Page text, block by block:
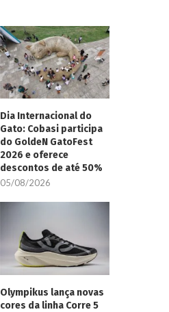
Dia Internacional do
Gato: Cobasi participa
do GoldeN GatoFest
2026 e oferece
descontos de até 50%
05/08/2026
Olympikus lança novas
cores da linha Corre 5